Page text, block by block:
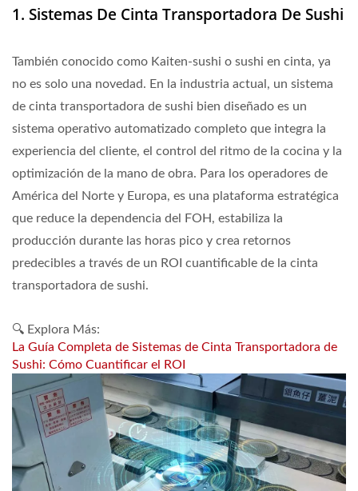
1. Sistemas De Cinta Transportadora De Sushi
También conocido como Kaiten-sushi o sushi en cinta, ya
no es solo una novedad. En la industria actual, un sistema
de cinta transportadora de sushi bien diseñado es un
sistema operativo automatizado completo que integra la
experiencia del cliente, el control del ritmo de la cocina y la
optimización de la mano de obra. Para los operadores de
América del Norte y Europa, es una plataforma estratégica
que reduce la dependencia del FOH, estabiliza la
producción durante las horas pico y crea retornos
predecibles a través de un ROI cuantificable de la cinta
transportadora de sushi.
🔍 Explora Más:
La Guía Completa de Sistemas de Cinta Transportadora de
Sushi: Cómo Cuantificar el ROI